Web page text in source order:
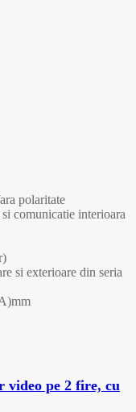
polaritate
comunicatie interioara
si exterioare din seria
video pe 2 fire, cu